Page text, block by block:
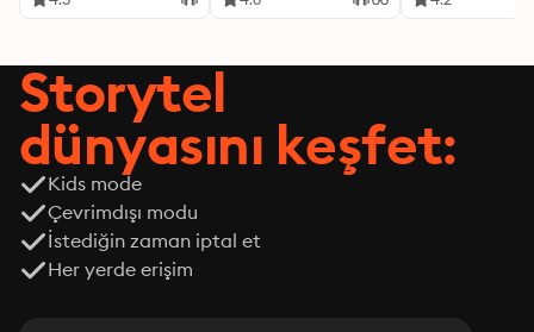
Storytel
dünyasını keşfet:
Kids mode
Çevrimdışı modu
İstediğin zaman iptal et
Her yerde erişim